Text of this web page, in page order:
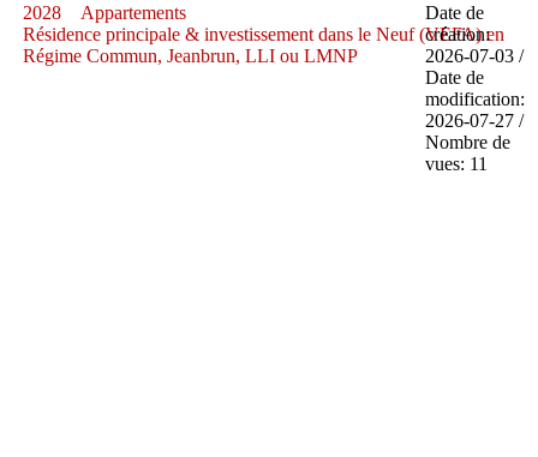
2028
Appartements
Résidence principale & investissement dans le Neuf (VEFA) en
Régime Commun, Jeanbrun, LLI ou LMNP
Date de
création:
2026-07-03 /
Date de
modification:
2026-07-27 /
Nombre de
vues: 11